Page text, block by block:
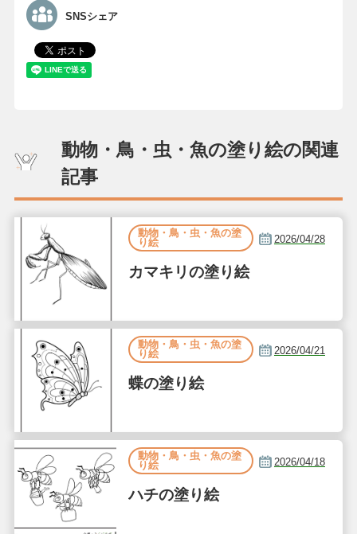
SNSシェア
動物・鳥・虫・魚の塗り絵の関連
記事
動物・鳥・虫・魚の塗
り絵
2026/04/28
カマキリの塗り絵
動物・鳥・虫・魚の塗
り絵
2026/04/21
蝶の塗り絵
動物・鳥・虫・魚の塗
り絵
2026/04/18
ハチの塗り絵